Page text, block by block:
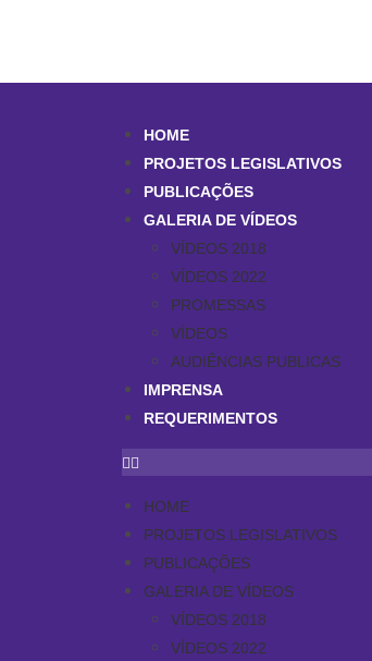
HOME
PROJETOS LEGISLATIVOS
PUBLICAÇÕES
GALERIA DE VÍDEOS
VÍDEOS 2018
VÍDEOS 2022
PROMESSAS
VÍDEOS
AUDIÊNCIAS PUBLICAS
IMPRENSA
REQUERIMENTOS
HOME
PROJETOS LEGISLATIVOS
PUBLICAÇÕES
GALERIA DE VÍDEOS
VÍDEOS 2018
VÍDEOS 2022